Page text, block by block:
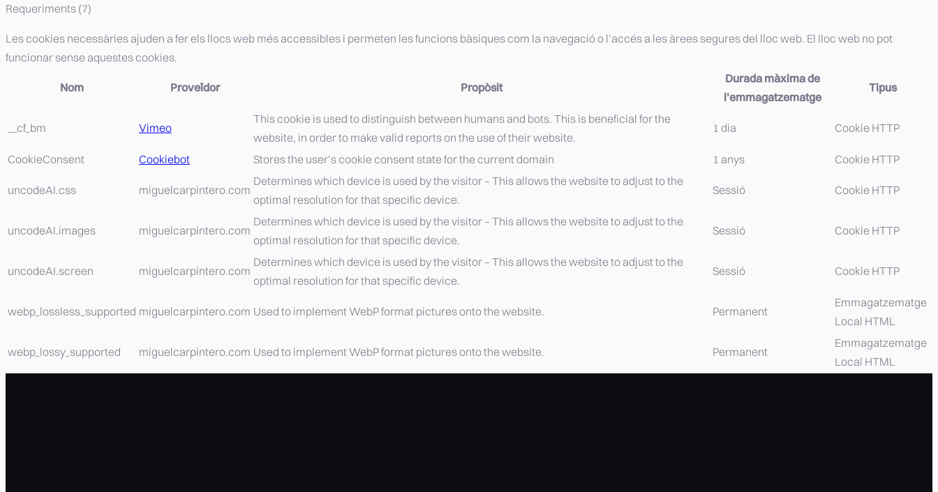
Requeriments (7)
Les cookies necessàries ajuden a fer els llocs web més accessibles i permeten les funcions bàsiques com la navegació o l’accés a les àrees segures del lloc web. El lloc web no pot
funcionar sense aquestes cookies.
Nom Proveïdor Propòsit
Durada màxima de
l’emmagatzematge
Tipus
__cf_bm Vimeo
This cookie is used to distinguish between humans and bots. This is beneficial for the
website, in order to make valid reports on the use of their website.
1 dia Cookie HTTP
CookieConsent Cookiebot Stores the user’s cookie consent state for the current domain 1 anys Cookie HTTP
uncodeAI.css miguelcarpintero.com
Determines which device is used by the visitor – This allows the website to adjust to the
optimal resolution for that specific device.
Sessió Cookie HTTP
uncodeAI.images miguelcarpintero.com
Determines which device is used by the visitor – This allows the website to adjust to the
optimal resolution for that specific device.
Sessió Cookie HTTP
uncodeAI.screen miguelcarpintero.com
Determines which device is used by the visitor – This allows the website to adjust to the
optimal resolution for that specific device.
Sessió Cookie HTTP
webp_lossless_supported miguelcarpintero.com Used to implement WebP format pictures onto the website. Permanent
Emmagatzematge
Local HTML
webp_lossy_supported miguelcarpintero.com Used to implement WebP format pictures onto the website. Permanent
Emmagatzematge
Local HTML